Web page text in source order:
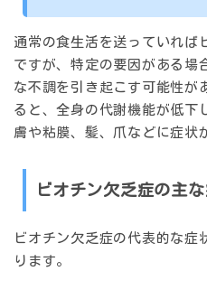
通常の食生活を送っていれば
ですが、特定の要因がある場
な不調を引き起こす可能性が
ると、全身の代謝機能が低下
膚や粘膜、髪、爪などに症状
ビオチン欠乏症の主
ビオチン欠乏症の代表的な症
ります。